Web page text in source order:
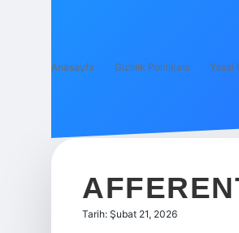
Anasayfa Gizlilik Politikası Yasal
Tarih: Şubat 21, 2026